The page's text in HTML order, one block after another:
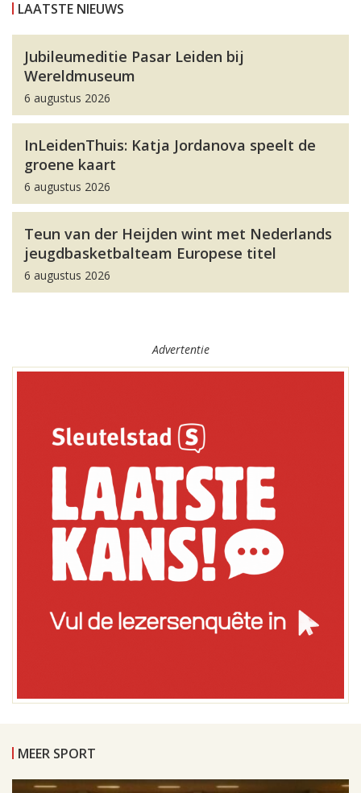
LAATSTE NIEUWS
Jubileumeditie Pasar Leiden bij
Wereldmuseum
6 augustus 2026
InLeidenThuis: Katja Jordanova speelt de
groene kaart
6 augustus 2026
Teun van der Heijden wint met Nederlands
jeugdbasketbalteam Europese titel
6 augustus 2026
Advertentie
MEER SPORT